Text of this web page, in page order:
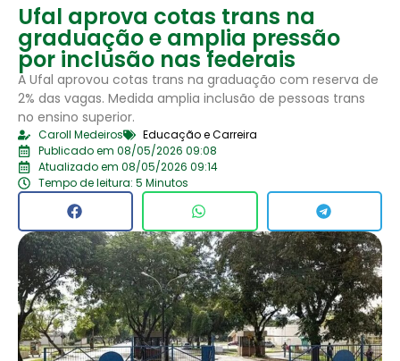
Ufal aprova cotas trans na
graduação e amplia pressão
por inclusão nas federais
A Ufal aprovou cotas trans na graduação com reserva de
2% das vagas. Medida amplia inclusão de pessoas trans
no ensino superior.
Caroll Medeiros
Educação e Carreira
Publicado em 08/05/2026 09:08
Atualizado em 08/05/2026 09:14
Tempo de leitura: 5 Minutos